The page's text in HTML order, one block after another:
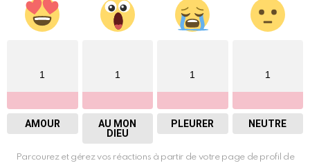
1
AMOUR
1
AU MON
DIEU
1
PLEURER
1
NEUTRE
Parcourez et gérez vos réactions à partir de votre page de profil de